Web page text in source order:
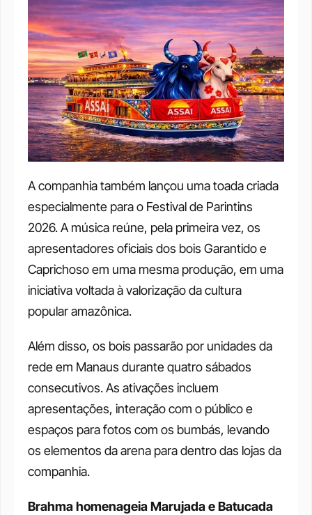
A companhia também lançou uma toada criada
especialmente para o Festival de Parintins
2026. A música reúne, pela primeira vez, os
apresentadores oficiais dos bois Garantido e
Caprichoso em uma mesma produção, em uma
iniciativa voltada à valorização da cultura
popular amazônica.
Além disso, os bois passarão por unidades da
rede em Manaus durante quatro sábados
consecutivos. As ativações incluem
apresentações, interação com o público e
espaços para fotos com os bumbás, levando
os elementos da arena para dentro das lojas da
companhia.
Brahma homenageia Marujada e Batucada